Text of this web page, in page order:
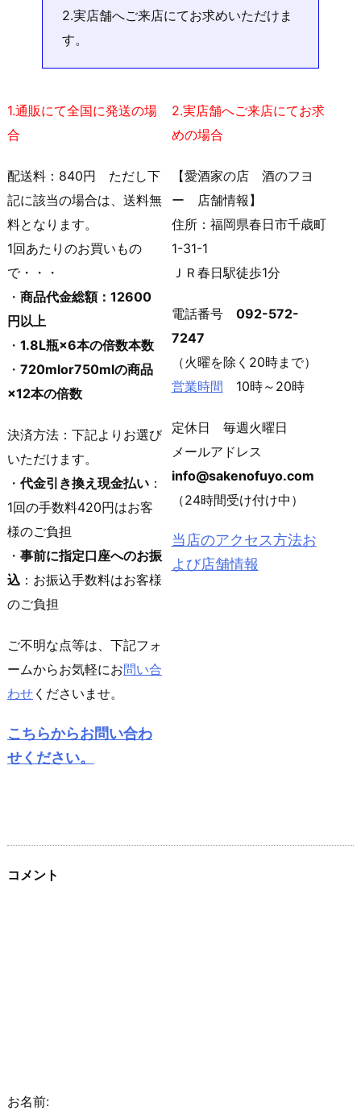
2.実店舗へご来店にてお求めいただけま
す。
1.通販にて全国に発送の場
合
配送料：840円 ただし下
記に該当の場合は、送料無
料となります。
1回あたりのお買いもの
で・・・
・ 商品代金総額：12600
円以上
・ 1.8L瓶×6本の倍数本数
・ 720mlor750mlの商品
×12本の倍数
決済方法：下記よりお選び
いただけます。
・ 代金引き換え現金払い ：
1回の手数料420円はお客
様のご負担
・ 事前に指定口座へのお振
込 ：お振込手数料はお客様
のご負担
ご不明な点等は、下記フォ
ームからお気軽にお問い合
わせ くださいませ。
こちらからお問い合わ
せください。
2.実店舗へご来店にてお求
めの場合
【愛酒家の店 酒のフヨ
ー 店舗情報】
住所：福岡県春日市千歳町
1-31-1
ＪＲ春日駅徒歩1分
電話番号 092-572-
7247
（火曜を除く20時まで）
営業時間 10時～20時
定休日 毎週火曜日
メールアドレス
info@sakenofuyo.com
（24時間受け付け中）
当店のアクセス方法お
よび店舗情報
コメント
お名前: